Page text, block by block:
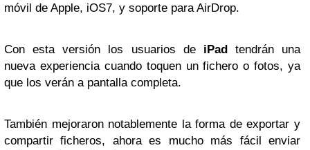
móvil de Apple, iOS7, y soporte para AirDrop.
Con esta versión los usuarios de iPad
tendrán una
nueva experiencia cuando toquen un fichero o fotos, ya
que los verán a pantalla completa.
También mejoraron notablemente la forma de exportar y
compartir ficheros, ahora es mucho más fácil enviar